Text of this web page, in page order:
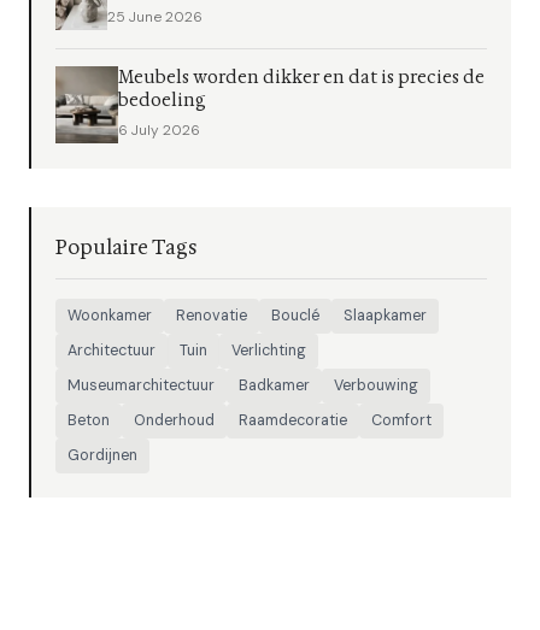
25 June 2026
Meubels worden dikker en dat is precies de
bedoeling
6 July 2026
Populaire Tags
Woonkamer Renovatie Bouclé
Slaapkamer
Architectuur
Tuin
Verlichting
Museumarchitectuur
Badkamer
Verbouwing
Beton
Onderhoud Raamdecoratie
Comfort
Gordijnen